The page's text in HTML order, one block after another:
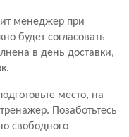
менеджер при
будет согласовать
в день доставки,
место, на
Позаботьтесь
свободного